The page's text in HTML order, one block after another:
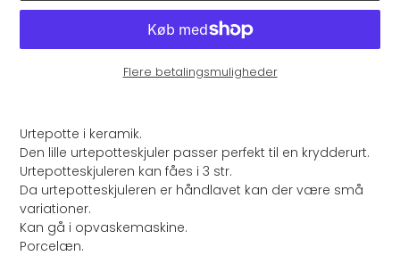
Flere betalingsmuligheder
i
din
indkøbskurv
Urtepotte i keramik.
Den lille urtepotteskjuler passer perfekt til en krydderurt.
Urtepotteskjuleren kan fåes i 3 str.
Da urtepotteskjuleren er håndlavet kan der være små
variationer.
Kan gå i opvaskemaskine.
Porcelæn.